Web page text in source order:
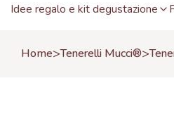
Idee regalo e kit degustazione
Home>Tenerelli Mucci®>